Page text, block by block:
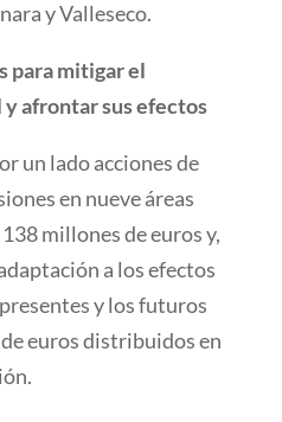
y Valleseco.
para mitigar el
afrontar sus efectos
un lado acciones de
en nueve áreas
millones de euros y,
a los efectos
y los futuros
euros distribuidos en